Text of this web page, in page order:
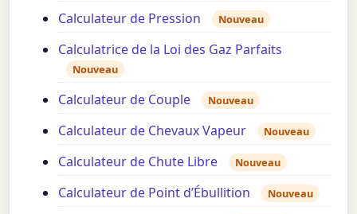
Calculateur de Pression Nouveau
Calculatrice de la Loi des Gaz Parfaits
Nouveau
Calculateur de Couple Nouveau
Calculateur de Chevaux Vapeur Nouveau
Calculateur de Chute Libre Nouveau
Calculateur de Point d’Ébullition Nouveau